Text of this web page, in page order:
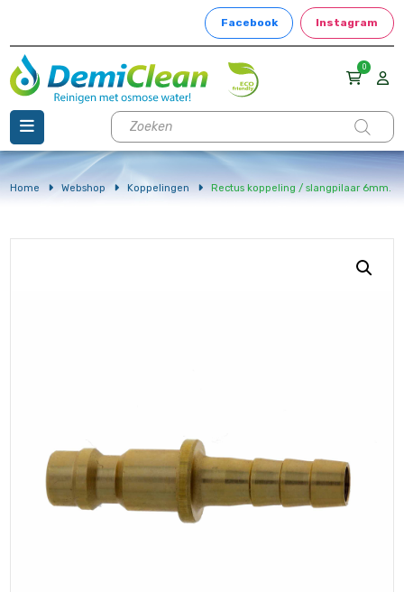
Facebook Instagram
0
Producten
zoeken
Home Webshop Koppelingen Rectus koppeling / slangpilaar 6mm.